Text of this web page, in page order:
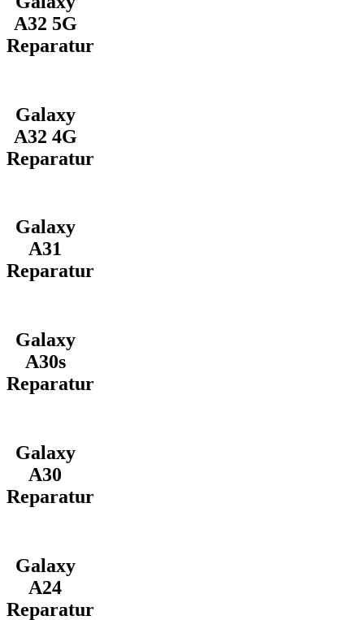
A32 5G
Reparatur
Galaxy
A32 4G
Reparatur
Galaxy
A31
Reparatur
Galaxy
A30s
Reparatur
Galaxy
A30
Reparatur
Galaxy
A24
Reparatur